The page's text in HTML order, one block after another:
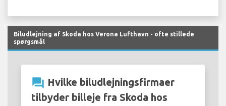
Biludlejning af Skoda hos Verona Lufthavn - ofte stillede
spørgsmål
question_answer Hvilke biludlejningsfirmaer
tilbyder billeje fra Skoda hos